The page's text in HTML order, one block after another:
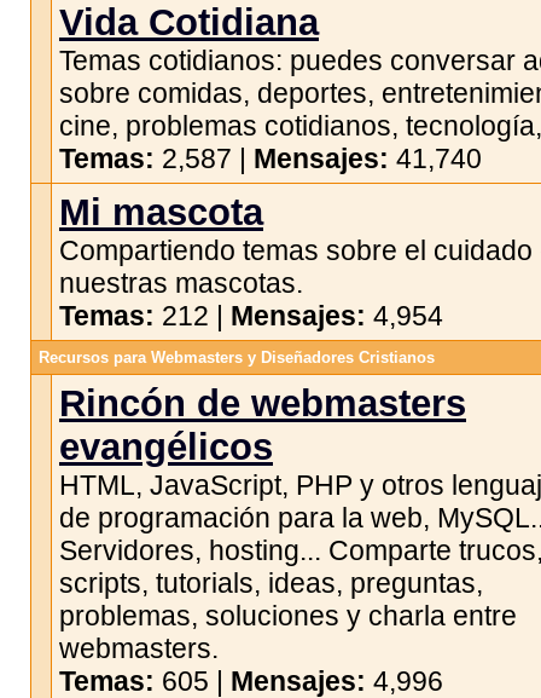
Vida Cotidiana
Temas cotidianos: puedes conversar
sobre comidas, deportes,
cine, problemas cotidianos,
Temas: 2,587 | Mensajes: 41,740
Mi mascota
Compartiendo temas sobre el cuidado
nuestras mascotas.
Temas: 212 | Mensajes: 4,954
Recursos para Webmasters y Diseñadores Cristianos
Rincón de webmasters
evangélicos
HTML, JavaScript, PHP y otros
de programación para la web,
Servidores, hosting... Comparte
scripts, tutorials, ideas, preguntas,
problemas, soluciones y charla entre
webmasters.
Temas: 605 | Mensajes: 4,996